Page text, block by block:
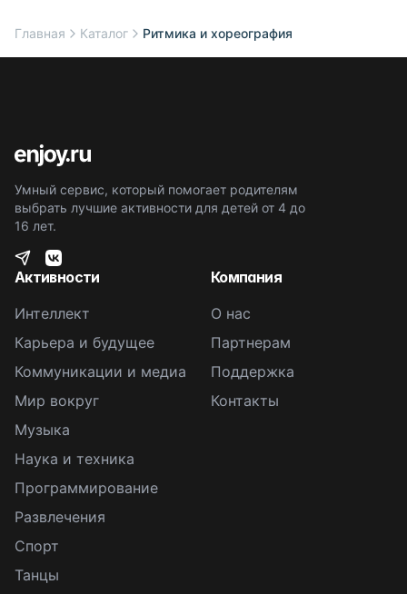
Главная Каталог Ритмика и хореография
Умный сервис, который помогает родителям
выбрать лучшие активности для детей от 4 до
16 лет.
Активности
Интеллект
Карьера и будущее
Коммуникации и медиа
Мир вокруг
Музыка
Наука и техника
Программирование
Развлечения
Спорт
Танцы
Компания
О нас
Партнерам
Поддержка
Контакты